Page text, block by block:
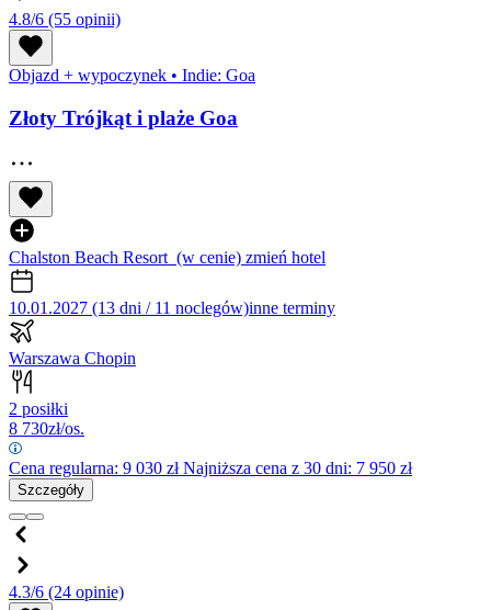
4.8/6 (55 opinii)
Objazd + wypoczynek • Indie: Goa
Złoty Trójkąt i plaże Goa
Chalston Beach Resort (w cenie) zmień hotel
10.01.2027 (13 dni / 11 noclegów)inne terminy
Warszawa Chopin
2 posiłki
8 730zł/os.
Cena regularna: 9 030 złNajniższa cena z 30 dni: 7 950 zł
Szczegóły
4.3/6 (24 opinie)